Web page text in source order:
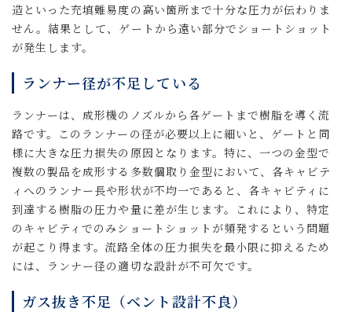
造といった充填難易度の高い箇所まで十分な圧力が伝わりま
せん。結果として、ゲートから遠い部分でショートショット
が発生します。
ランナー径が不足している
ランナーは、成形機のノズルから各ゲートまで樹脂を導く流
路です。このランナーの径が必要以上に細いと、ゲートと同
様に大きな圧力損失の原因となります。特に、一つの金型で
複数の製品を成形する多数個取り金型において、各キャビテ
ィへのランナー長や形状が不均一であると、各キャビティに
到達する樹脂の圧力や量に差が生じます。これにより、特定
のキャビティでのみショートショットが頻発するという問題
が起こり得ます。流路全体の圧力損失を最小限に抑えるため
には、ランナー径の適切な設計が不可欠です。
ガス抜き不足（ベント設計不良）